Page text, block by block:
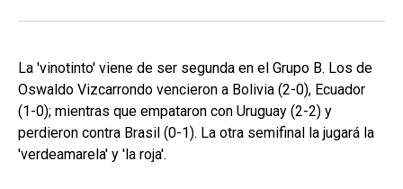
La 'vinotinto' viene de ser segunda en el Grupo B. Los de
Oswaldo Vizcarrondo vencieron a Bolivia (2-0), Ecuador
(1-0); mientras que empataron con Uruguay (2-2) y
perdieron contra Brasil (0-1). La otra semifinal la jugará la
'verdeamarela' y 'la roja'.